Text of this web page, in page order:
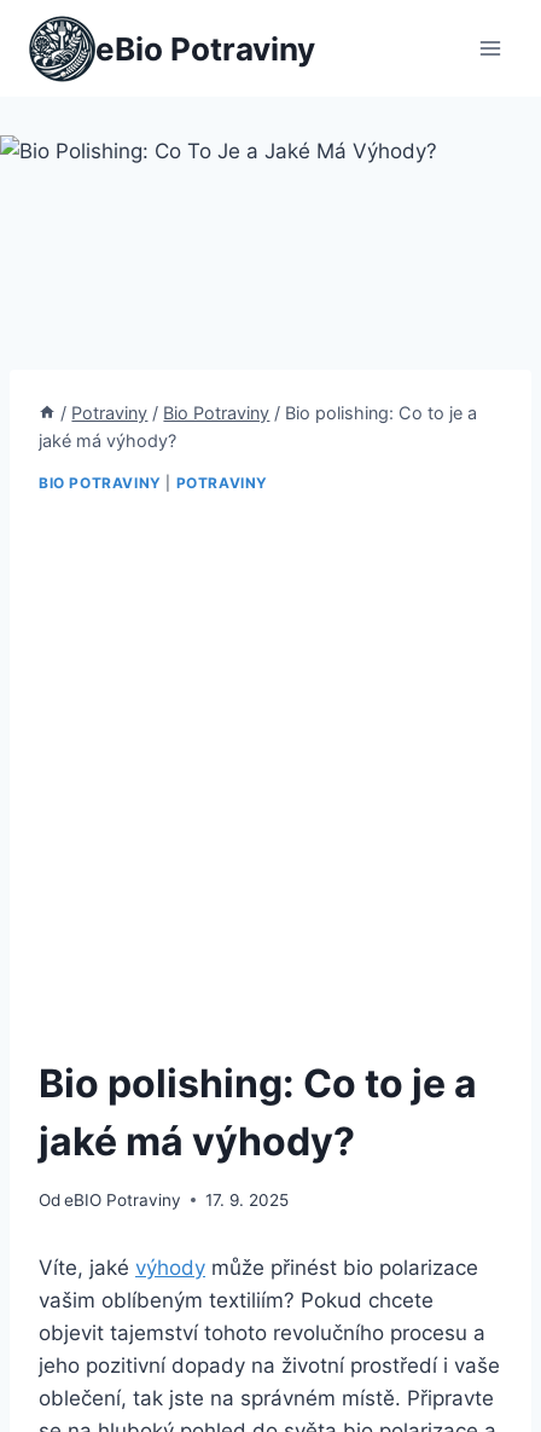
Přeskočit
obsah
eBio Potraviny
/ Potraviny / Bio Potraviny / Bio polishing: Co to je a
jaké má výhody?
BIO POTRAVINY POTRAVINY
Bio polishing: Co to je a
jaké má výhody?
OdeBIO Potraviny 17. 9. 2025
Víte, jaké výhody může přinést bio polarizace
vašim oblíbeným textiliím? Pokud chcete
objevit⁤ tajemství tohoto revolučního procesu a
jeho pozitivní dopady na životní prostředí i vaše
oblečení, tak jste na správném místě. Připravte